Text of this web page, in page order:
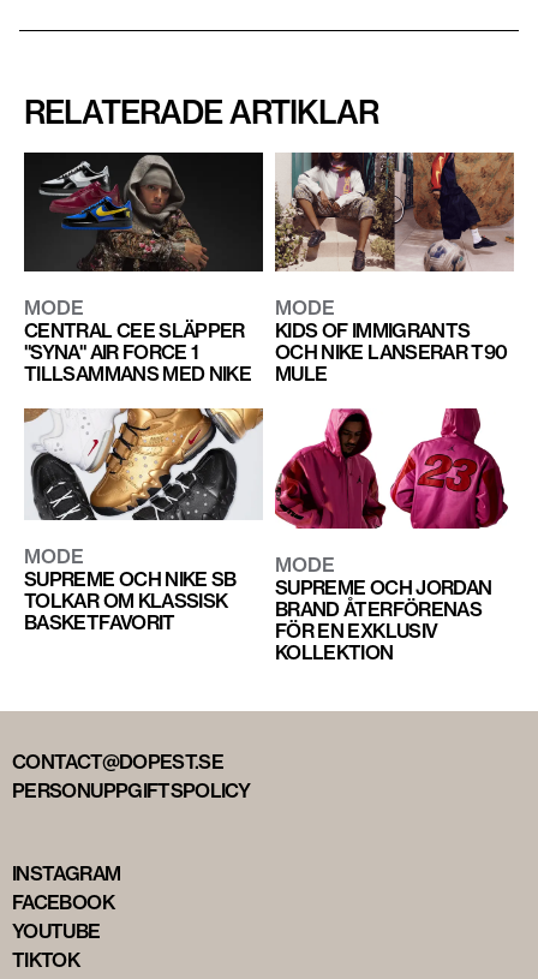
RELATERADE ARTIKLAR
MODE
CENTRAL CEE SLÄPPER
"SYNA" AIR FORCE 1
TILLSAMMANS MED NIKE
MODE
KIDS OF IMMIGRANTS
OCH NIKE LANSERAR T90
MULE
MODE
SUPREME OCH NIKE SB
TOLKAR OM KLASSISK
BASKETFAVORIT
MODE
SUPREME OCH JORDAN
BRAND ÅTERFÖRENAS
FÖR EN EXKLUSIV
KOLLEKTION
CONTACT@DOPEST.SE
PERSONUPPGIFTSPOLICY
INSTAGRAM
FACEBOOK
YOUTUBE
TIKTOK